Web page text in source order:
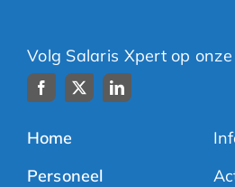
Volg Salaris Xpert op
Home
Personeel